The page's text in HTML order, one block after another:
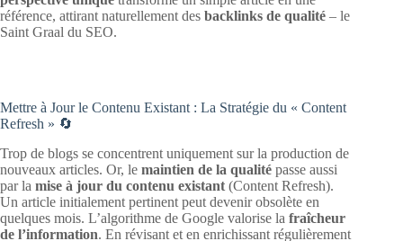
référence, attirant naturellement des backlinks de qualité – le
Saint Graal du SEO.
Mettre à Jour le Contenu Existant : La Stratégie du « Content
Refresh » 🔄
Trop de blogs se concentrent uniquement sur la production de
nouveaux articles. Or, le maintien de la qualité passe aussi
par la mise à jour du contenu existant (Content Refresh).
Un article initialement pertinent peut devenir obsolète en
quelques mois. L’algorithme de Google valorise la fraîcheur
de l’information. En révisant et en enrichissant régulièrement